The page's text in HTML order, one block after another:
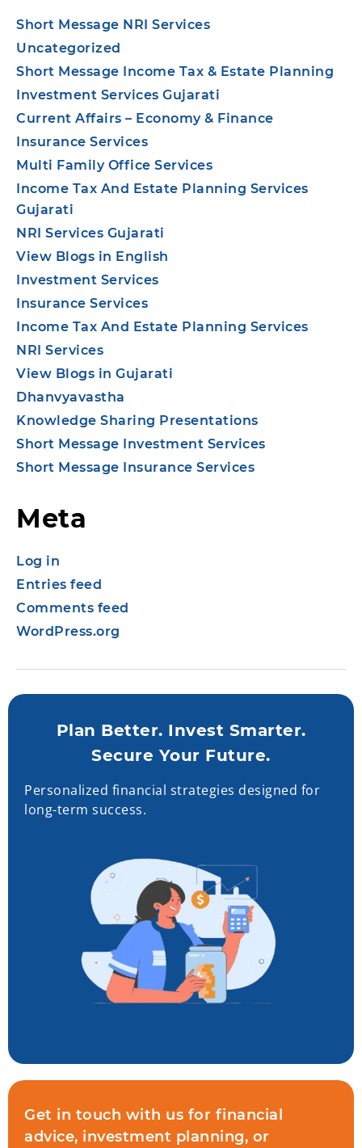
Short Message NRI Services
Uncategorized
Short Message Income Tax & Estate Planning
Investment Services Gujarati
Current Affairs – Economy & Finance
Insurance Services
Multi Family Office Services
Income Tax And Estate Planning Services
Gujarati
NRI Services Gujarati
View Blogs in English
Investment Services
Insurance Services
Income Tax And Estate Planning Services
NRI Services
View Blogs in Gujarati
Dhanvyavastha
Knowledge Sharing Presentations
Short Message Investment Services
Short Message Insurance Services
Meta
Log in
Entries feed
Comments feed
WordPress.org
Plan Better. Invest Smarter.
Secure Your Future.
Personalized financial strategies designed for
long-term success.
Get in touch with us for financial
advice, investment planning, or